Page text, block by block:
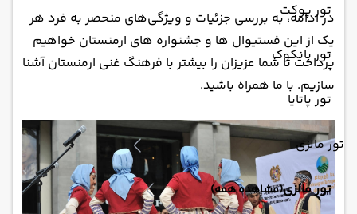
تور پوکت
تور بانکوک
تور پاتایا
تور مالزی
تور مالزی(مشاهده همه)
در ادامه، به بررسی جزئیات و ویژگی‌های منحصر به فرد هر
یک از این فستیوال ها و جشنواره های ارمنستان خواهیم
پرداخت تا شما عزیزان را بیشتر با فرهنگ غنی ارمنستان آشنا
سازیم. با ما همراه باشید.